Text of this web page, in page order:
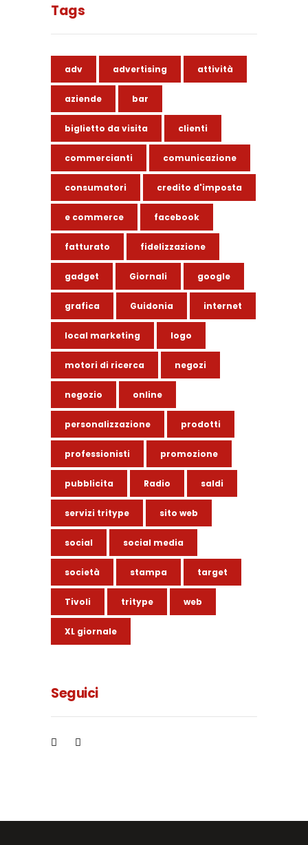
Tags
adv advertising attività
aziende bar
biglietto da visita clienti
commercianti comunicazione
consumatori credito d'imposta
e commerce facebook
fatturato fidelizzazione
gadget Giornali google
grafica Guidonia internet
local marketing logo
motori di ricerca negozi
negozio online
personalizzazione prodotti
professionisti promozione
pubblicita Radio saldi
servizi tritype sito web
social social media
società stampa target
Tivoli tritype web
XL giornale
Seguici